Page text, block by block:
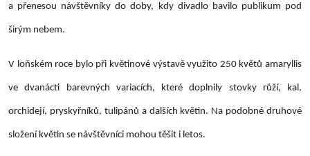
a přenesou návštěvníky do doby, kdy divadlo bavilo publikum pod
širým nebem.
V loňském roce bylo při květinové výstavě využito 250 květů amaryllis
ve dvanácti barevných variacích, které doplnily stovky růží, kal,
orchidejí, pryskyřníků, tulipánů a dalších květin. Na podobné druhové
složení květin se návštěvníci mohou těšit i letos.